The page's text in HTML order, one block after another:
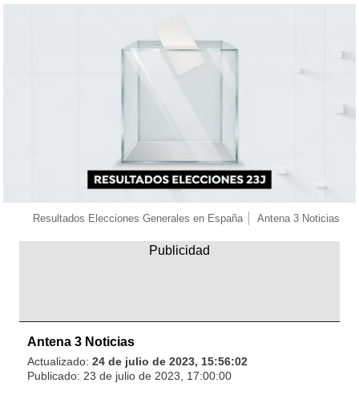
Resultados Elecciones Generales en España Antena 3 Noticias
Antena 3 Noticias
Actualizado: 24 de julio de 2023, 15:56:02
Publicado: 23 de julio de 2023, 17:00:00